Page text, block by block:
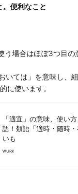
便利なこと
う場合はほぼ3つ目の
いては」を意味し、
に使います。
「適宜」の意味、使い
語！類語「適時・随時
いも
WURK